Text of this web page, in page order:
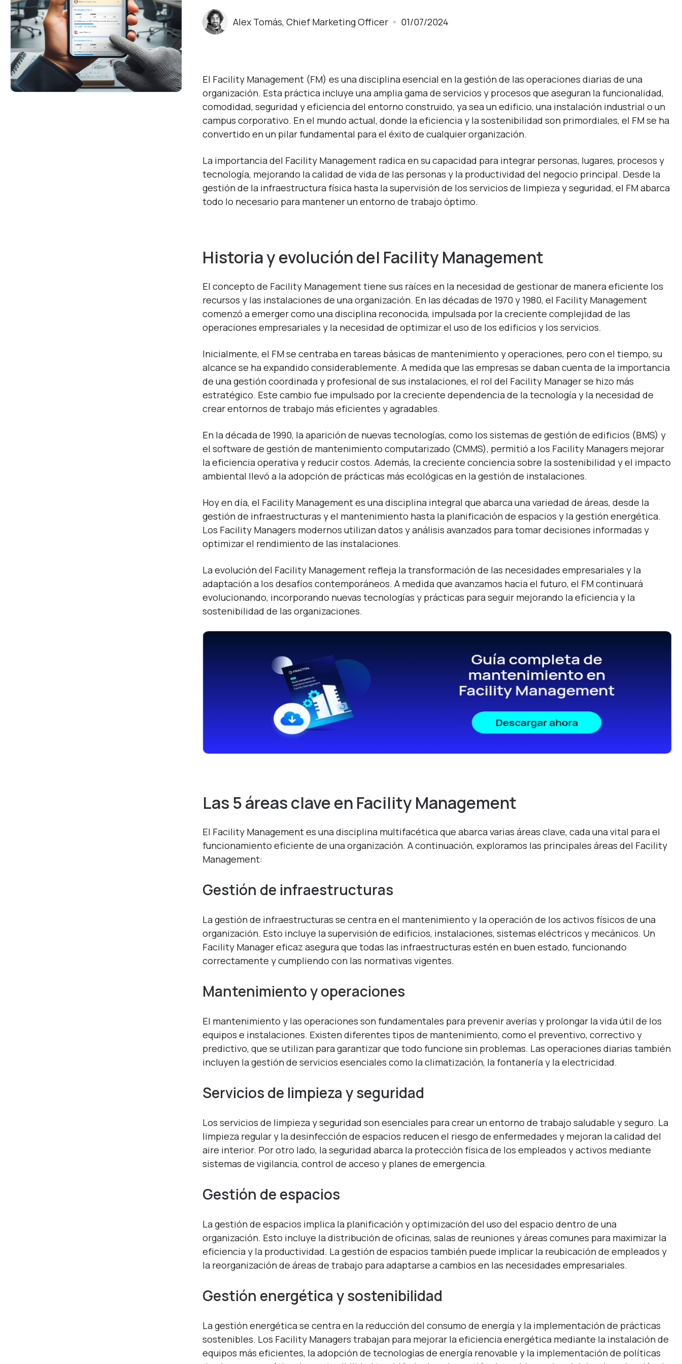
Alex Tomás, Chief Marketing Officer 01/07/2024
El Facility Management (FM) es una disciplina esencial en la gestión de las operaciones diarias de una
organización. Esta práctica incluye una amplia gama de servicios y procesos que aseguran la funcionalidad,
comodidad, seguridad y eficiencia del entorno construido, ya sea un edificio, una instalación industrial o un
campus corporativo. En el mundo actual, donde la eficiencia y la sostenibilidad son primordiales, el FM se ha
convertido en un pilar fundamental para el éxito de cualquier organización.
La importancia del Facility Management radica en su capacidad para integrar personas, lugares, procesos y
tecnología, mejorando la calidad de vida de las personas y la productividad del negocio principal. Desde la
gestión de la infraestructura física hasta la supervisión de los servicios de limpieza y seguridad, el FM abarca
todo lo necesario para mantener un entorno de trabajo óptimo.
Historia y evolución del Facility Management
El concepto de Facility Management tiene sus raíces en la necesidad de gestionar de manera eficiente los
recursos y las instalaciones de una organización. En las décadas de 1970 y 1980, el Facility Management
comenzó a emerger como una disciplina reconocida, impulsada por la creciente complejidad de las
operaciones empresariales y la necesidad de optimizar el uso de los edificios y los servicios.
Inicialmente, el FM se centraba en tareas básicas de mantenimiento y operaciones, pero con el tiempo, su
alcance se ha expandido considerablemente. A medida que las empresas se daban cuenta de la importancia
de una gestión coordinada y profesional de sus instalaciones, el rol del Facility Manager se hizo más
estratégico. Este cambio fue impulsado por la creciente dependencia de la tecnología y la necesidad de
crear entornos de trabajo más eficientes y agradables.
En la década de 1990, la aparición de nuevas tecnologías, como los sistemas de gestión de edificios (BMS) y
el software de gestión de mantenimiento computarizado (CMMS), permitió a los Facility Managers mejorar
la eficiencia operativa y reducir costos. Además, la creciente conciencia sobre la sostenibilidad y el impacto
ambiental llevó a la adopción de prácticas más ecológicas en la gestión de instalaciones.
Hoy en día, el Facility Management es una disciplina integral que abarca una variedad de áreas, desde la
gestión de infraestructuras y el mantenimiento hasta la planificación de espacios y la gestión energética.
Los Facility Managers modernos utilizan datos y análisis avanzados para tomar decisiones informadas y
optimizar el rendimiento de las instalaciones.
La evolución del Facility Management refleja la transformación de las necesidades empresariales y la
adaptación a los desafíos contemporáneos. A medida que avanzamos hacia el futuro, el FM continuará
evolucionando, incorporando nuevas tecnologías y prácticas para seguir mejorando la eficiencia y la
sostenibilidad de las organizaciones.
Las 5 áreas clave en Facility Management
El Facility Management es una disciplina multifacética que abarca varias áreas clave, cada una vital para el
funcionamiento eficiente de una organización. A continuación, exploramos las principales áreas del Facility
Management:
Gestión de infraestructuras
La gestión de infraestructuras se centra en el mantenimiento y la operación de los activos físicos de una
organización. Esto incluye la supervisión de edificios, instalaciones, sistemas eléctricos y mecánicos. Un
Facility Manager eficaz asegura que todas las infraestructuras estén en buen estado, funcionando
correctamente y cumpliendo con las normativas vigentes.
Mantenimiento y operaciones
El mantenimiento y las operaciones son fundamentales para prevenir averías y prolongar la vida útil de los
equipos e instalaciones. Existen diferentes tipos de mantenimiento, como el preventivo, correctivo y
predictivo, que se utilizan para garantizar que todo funcione sin problemas. Las operaciones diarias también
incluyen la gestión de servicios esenciales como la climatización, la fontanería y la electricidad.
Servicios de limpieza y seguridad
Los servicios de limpieza y seguridad son esenciales para crear un entorno de trabajo saludable y seguro. La
limpieza regular y la desinfección de espacios reducen el riesgo de enfermedades y mejoran la calidad del
aire interior. Por otro lado, la seguridad abarca la protección física de los empleados y activos mediante
sistemas de vigilancia, control de acceso y planes de emergencia.
Gestión de espacios
La gestión de espacios implica la planificación y optimización del uso del espacio dentro de una
organización. Esto incluye la distribución de oficinas, salas de reuniones y áreas comunes para maximizar la
eficiencia y la productividad. La gestión de espacios también puede implicar la reubicación de empleados y
la reorganización de áreas de trabajo para adaptarse a cambios en las necesidades empresariales.
Gestión energética y sostenibilidad
La gestión energética se centra en la reducción del consumo de energía y la implementación de prácticas
sostenibles. Los Facility Managers trabajan para mejorar la eficiencia energética mediante la instalación de
equipos más eficientes, la adopción de tecnologías de energía renovable y la implementación de políticas